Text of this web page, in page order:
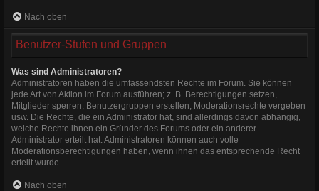
Nach oben
Benutzer-Stufen und Gruppen
Was sind Administratoren?
Administratoren haben die umfassendsten Rechte im Forum. Sie können
jede Art von Aktion im Forum ausführen; z. B. Berechtigungen setzen,
Mitglieder sperren, Benutzergruppen erstellen, Moderationsrechte vergeben
usw. Die Rechte, die ein Administrator hat, sind allerdings davon abhängig,
welche Rechte ihnen ein Gründer des Forums oder ein anderer
Administrator erteilt hat. Administratoren können auch volle
Moderationsberechtigungen haben, wenn ihnen das entsprechende Recht
erteilt wurde.
Nach oben